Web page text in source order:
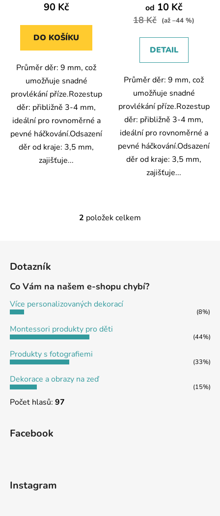
90 Kč
DO KOŠÍKU
Průměr děr: 9 mm, což
umožňuje snadné
provlékání příze.Rozestup
děr: přibližně 3-4 mm,
ideální pro rovnoměrné a
pevné háčkování.Odsazení
děr od kraje: 3,5 mm,
zajišťuje...
od 10 Kč
18 Kč (až –44 %)
DETAIL
Průměr děr: 9 mm, což
umožňuje snadné
provlékání příze.Rozestup
děr: přibližně 3-4 mm,
ideální pro rovnoměrné a
pevné háčkování.Odsazení
děr od kraje: 3,5 mm,
zajišťuje...
O
c
p
v
2 položek celkem
Dotazník
Co Vám na našem e-shopu chybí?
Více personalizovaných dekorací
(8%)
Montessori produkty pro děti
(44%)
Produkty s fotografiemi
(33%)
Dekorace a obrazy na zeď
(15%)
Počet hlasů: 97
Facebook
Instagram